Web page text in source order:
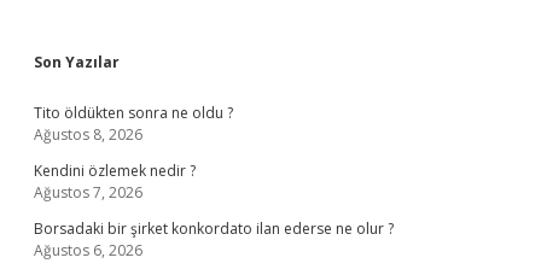
Sidebar
Son Yazılar
Tito öldükten sonra ne oldu ?
Ağustos 8, 2026
Kendini özlemek nedir ?
Ağustos 7, 2026
Borsadaki bir şirket konkordato ilan ederse ne olur ?
Ağustos 6, 2026